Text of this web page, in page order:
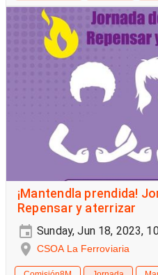
¡Mantendla prendida!
Repensar y aterrizar
Sunday, Jun 18, 2023,
CSOA La Ferroviaria